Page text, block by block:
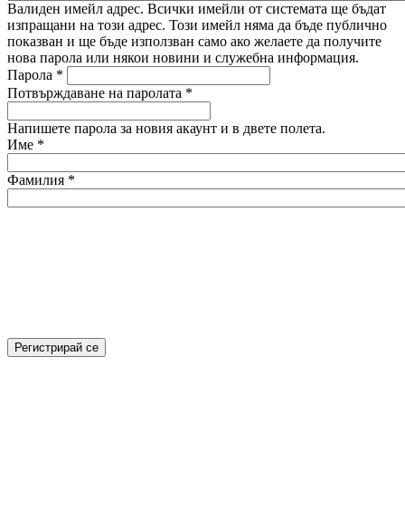
Валиден имейл адрес. Всички имейли от системата ще бъдат
изпращани на този адрес. Този имейл няма да бъде публично
показван и ще бъде използван само ако желаете да получите
нова парола или някои новини и служебна информация.
Парола *
Потвърждаване на паролата *
Напишете парола за новия акаунт и в двете полета.
Име *
Фамилия *